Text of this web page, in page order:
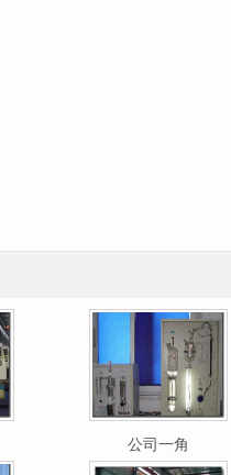
公司一角